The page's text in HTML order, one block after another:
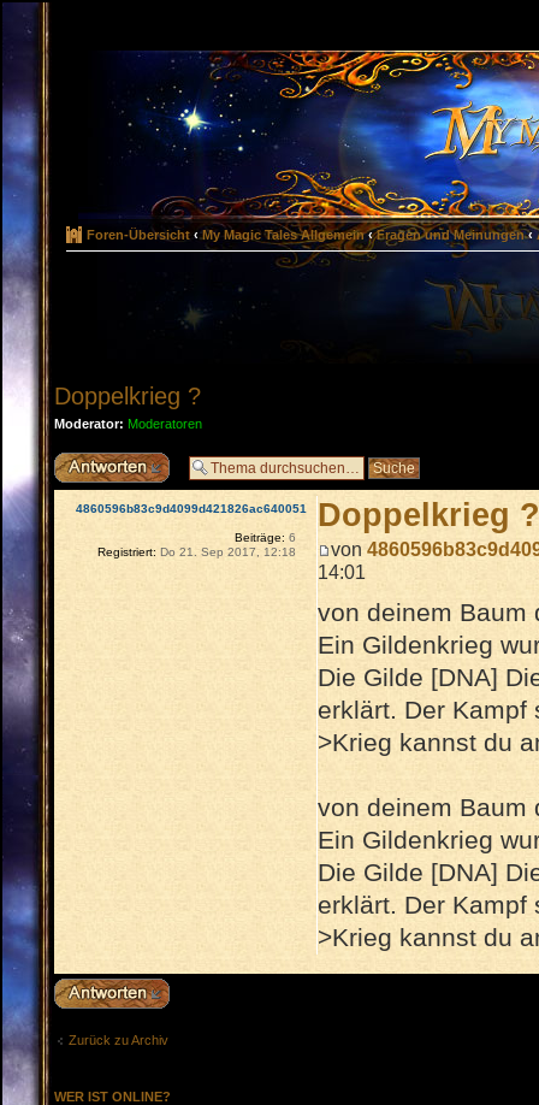
Foren-Übersicht ‹ My Magic Tales Allgemein ‹ Fragen und Meinungen ‹
Doppelkrieg ?
Moderator: Moderatoren
Antwort erstellen
Doppelkrieg ?
von
14:01
von deinem Baum
Ein Gildenkrieg
Die Gilde [DNA]
erklärt. Der Kampf
>Krieg kannst du
von deinem Baum
Ein Gildenkrieg
Die Gilde [DNA]
erklärt. Der Kampf
>Krieg kannst du
4860596b83c9d4099d421826ac640051
Beiträge: 6
Registriert: Do 21. Sep 2017, 12:18
Antwort erstellen
Zurück zu Archiv
WER IST ONLINE?